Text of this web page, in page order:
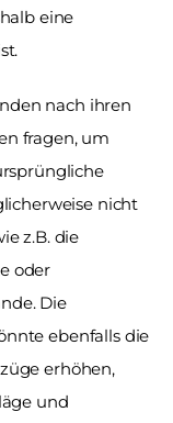
eine
nach ihren
fragen, um
nicht
z.B. die
oder
Die
ebenfalls die
erhöhen,
und